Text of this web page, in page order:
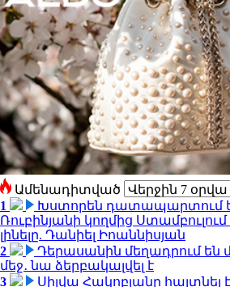
Ամենադիտված
1
Խստորեն դատապարտում
Ռուբինյանի կողմից
լինելը. Դանիել Իոաննիսյան
2
Դերասանին մեղադրում են
մեջ․ նա ձերբակալվել է
3
Սիլվա Հակոբյանը հայտնել